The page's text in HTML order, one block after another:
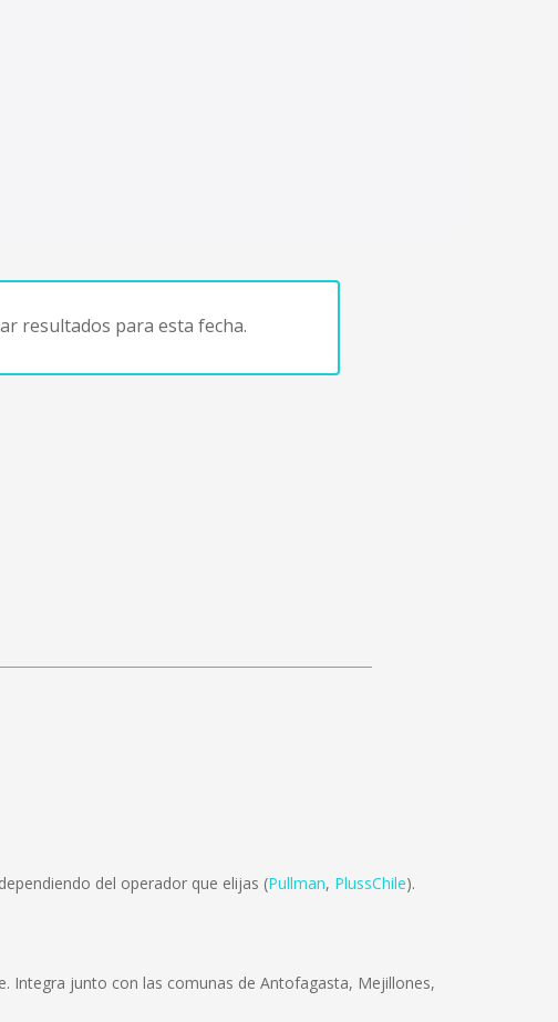
resultados para esta fecha.
del operador que elijas (Pullman, PlussChile).
Integra junto con las comunas de Antofagasta, Mejillones,